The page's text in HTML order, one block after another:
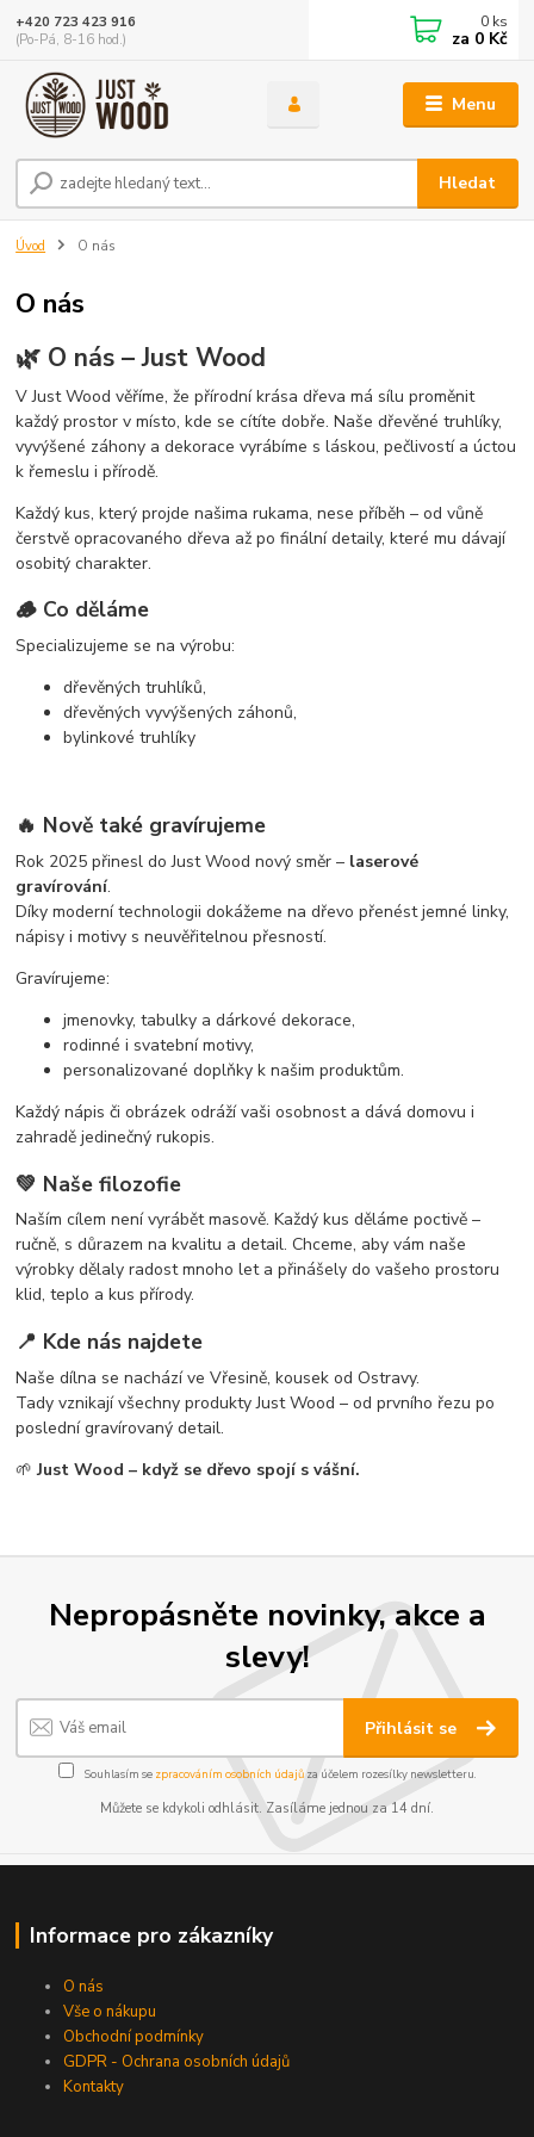
Menu
Hledat
+420 723 423 916
(Po-Pá, 8-16 hod.)
0 ks
za 0 Kč
Úvod O nás
O nás
🌿 O nás – Just Wood
V Just Wood věříme, že přírodní krása dřeva má sílu proměnit
každý prostor v místo, kde se cítíte dobře. Naše dřevěné truhlíky,
vyvýšené záhony a dekorace vyrábíme s láskou, pečlivostí a úctou
k řemeslu i přírodě.
Každý kus, který projde našima rukama, nese příběh – od vůně
čerstvě opracovaného dřeva až po finální detaily, které mu dávají
osobitý charakter.
🪵 Co děláme
Specializujeme se na výrobu:
dřevěných truhlíků,
dřevěných vyvýšených záhonů,
bylinkové truhlíky
🔥 Nově také gravírujeme
Rok 2025 přinesl do Just Wood nový směr – laserové
gravírování.
Díky moderní technologii dokážeme na dřevo přenést jemné linky,
nápisy i motivy s neuvěřitelnou přesností.
Gravírujeme:
jmenovky, tabulky a dárkové dekorace,
rodinné i svatební motivy,
personalizované doplňky k našim produktům.
Každý nápis či obrázek odráží vaši osobnost a dává domovu i
zahradě jedinečný rukopis.
💚 Naše filozofie
Naším cílem není vyrábět masově. Každý kus děláme poctivě –
ručně, s důrazem na kvalitu a detail. Chceme, aby vám naše
výrobky dělaly radost mnoho let a přinášely do vašeho prostoru
klid, teplo a kus přírody.
📍 Kde nás najdete
Naše dílna se nachází ve Vřesině, kousek od Ostravy.
Tady vznikají všechny produkty Just Wood – od prvního řezu po
poslední gravírovaný detail.
🌱Just Wood – když se dřevo spojí s vášní.
Nepropásněte novinky, akce a
slevy!
Přihlásit se
Souhlasím se zpracováním osobních údajůza účelem rozesílky newsletteru.
Můžete se kdykoli odhlásit. Zasíláme jednou za 14 dní.
Informace pro zákazníky
O nás
Vše o nákupu
Obchodní podmínky
GDPR - Ochrana osobních údajů
Kontakty